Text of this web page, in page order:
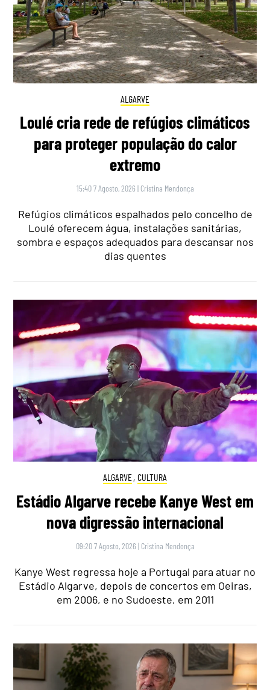
ALGARVE
Loulé cria rede de refúgios climáticos
para proteger população do calor
extremo
15:40 7 Agosto, 2026 | Cristina Mendonça
Refúgios climáticos espalhados pelo concelho de
Loulé oferecem água, instalações sanitárias,
sombra e espaços adequados para descansar nos
dias quentes
ALGARVE, CULTURA
Estádio Algarve recebe Kanye West em
nova digressão internacional
09:20 7 Agosto, 2026 | Cristina Mendonça
Kanye West regressa hoje a Portugal para atuar no
Estádio Algarve, depois de concertos em Oeiras,
em 2006, e no Sudoeste, em 2011